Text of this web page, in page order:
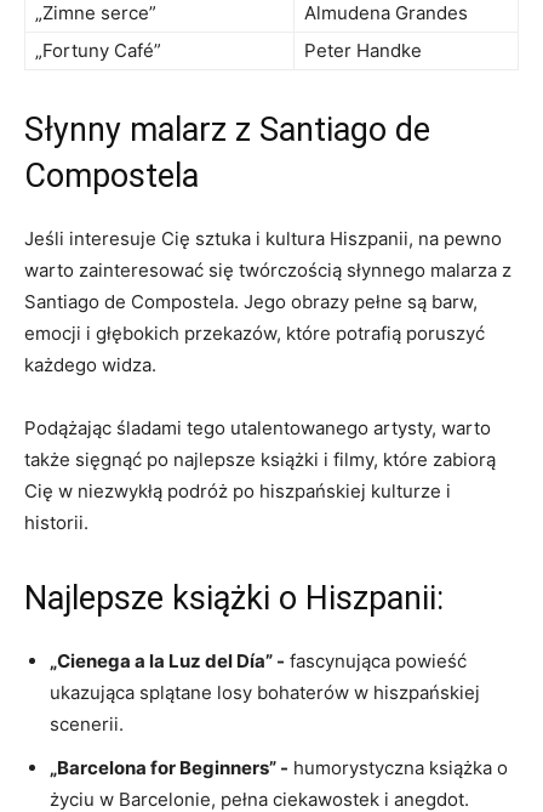
„Zimne serce”
Almudena Grandes
„Fortuny Café”
Peter Handke
Słynny⁣ malarz z ‍Santiago de
Compostela
Jeśli interesuje Cię sztuka ‌i ⁢kultura Hiszpanii, ⁤na⁢ pewno
warto zainteresować się twórczością słynnego malarza z
Santiago de ‌Compostela. Jego‍ obrazy pełne‌ są barw,
emocji i głębokich przekazów, które⁣ potrafią ‍poruszyć
każdego widza.
Podążając śladami tego utalentowanego⁣ artysty, ‌warto⁣
także sięgnąć po najlepsze książki i filmy, które zabiorą
Cię⁤ w niezwykłą podróż po ⁣hiszpańskiej kulturze i
historii.
Najlepsze książki o Hiszpanii:
„Cienega a la Luz del Día” ⁣- fascynująca powieść ​
ukazująca splątane losy bohaterów w​ hiszpańskiej
scenerii.
„Barcelona for Beginners” ‌- humorystyczna książka ‍o
życiu w Barcelonie, pełna ‌ciekawostek i anegdot.